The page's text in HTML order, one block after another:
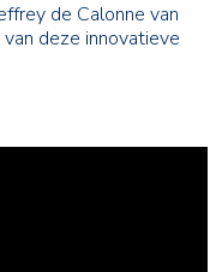
de Calonne van
deze innovatieve